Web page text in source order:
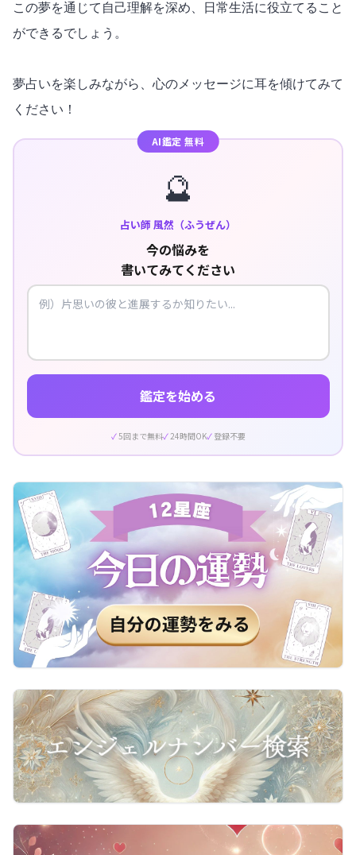
この夢を通じて自己理解を深め、日常生活に役立てること
ができるでしょう。
夢占いを楽しみながら、心のメッセージに耳を傾けてみて
ください！
AI鑑定 無料
🔮
占い師 風然（ふうぜん）
今の悩みを
書いてみてください
鑑定を始める
5回まで無料 24時間OK 登録不要